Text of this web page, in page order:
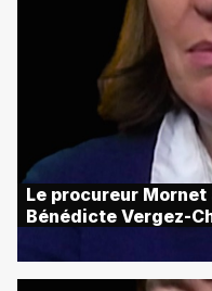
Le procureur
Bénédicte Vergez-